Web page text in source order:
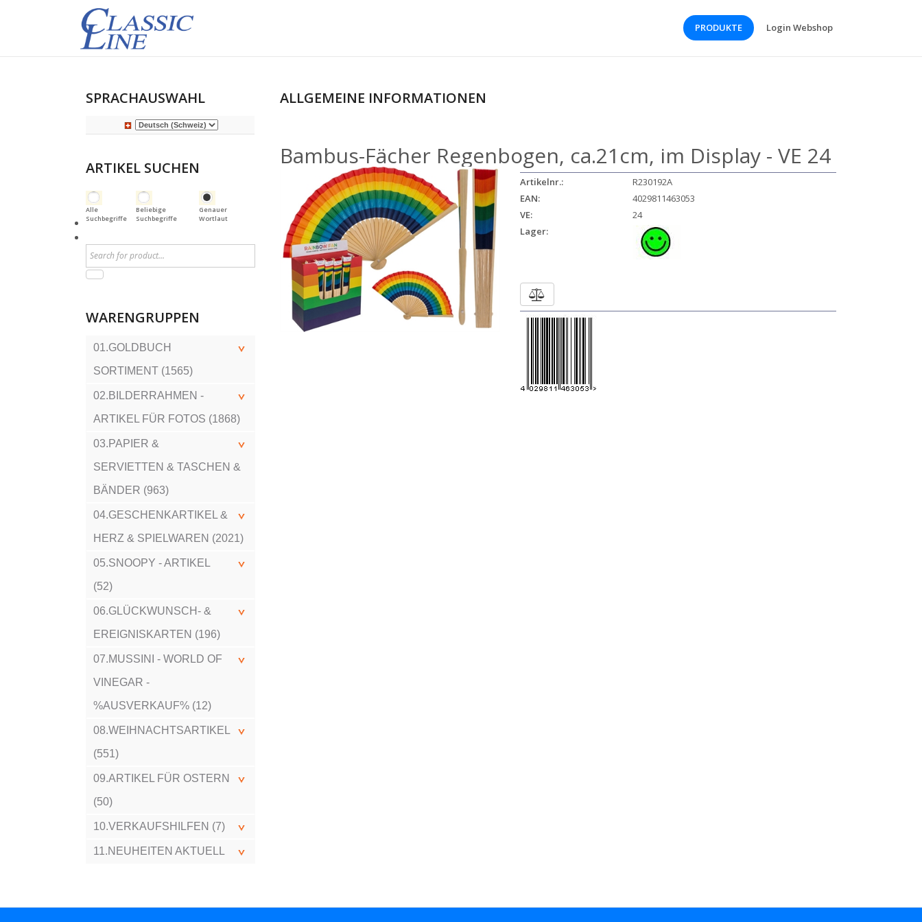
PRODUKTE Login Webshop
SPRACHAUSWAHL
ARTIKEL SUCHEN
Alle
Suchbegriffe
Beliebige
Suchbegriffe
Genauer
Wortlaut
WARENGRUPPEN
01.GOLDBUCH
SORTIMENT (1565)
02.BILDERRAHMEN -
ARTIKEL FÜR FOTOS (1868)
03.PAPIER &
SERVIETTEN & TASCHEN &
BÄNDER (963)
04.GESCHENKARTIKEL &
HERZ & SPIELWAREN (2021)
05.SNOOPY - ARTIKEL
(52)
06.GLÜCKWUNSCH- &
EREIGNISKARTEN (196)
07.MUSSINI - WORLD OF
VINEGAR -
%AUSVERKAUF% (12)
08.WEIHNACHTSARTIKEL
(551)
09.ARTIKEL FÜR OSTERN
(50)
10.VERKAUFSHILFEN (7)
11.NEUHEITEN AKTUELL
ALLGEMEINE INFORMATIONEN
Bambus-Fächer Regenbogen, ca.21cm, im Display - VE 24
Artikelnr.:
R230192A
EAN:
4029811463053
VE:
24
Lager: